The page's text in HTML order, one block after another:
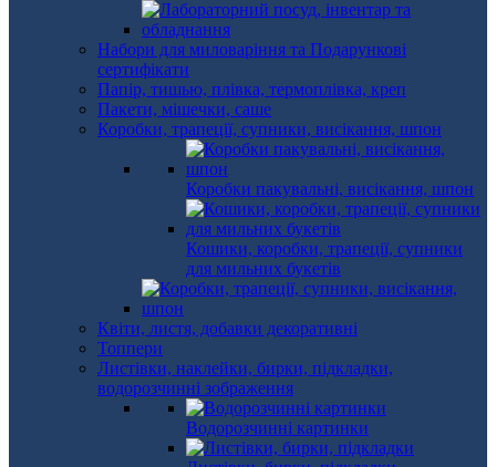
Набори для миловаріння та Подарункові
сертифікати
Папір, тишью, плівка, термоплівка, креп
Пакети, мішечки, саше
Коробки, трапеції, супники, висікання, шпон
Коробки пакувальні, висікання, шпон
Кошики, коробки, трапеції, супники
для мильних букетів
Квіти, листя, добавки декоративні
Топпери
Листівки, наклейки, бирки, підкладки,
водорозчинні зображення
Водорозчинні картинки